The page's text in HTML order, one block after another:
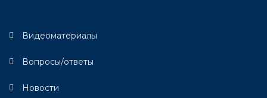
Видеоматериалы
Вопросы/ответы
Новости